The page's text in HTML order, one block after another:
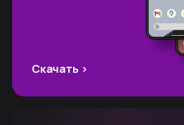
Скачать >